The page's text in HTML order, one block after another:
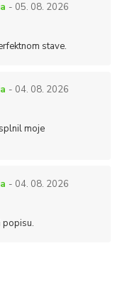
- 05. 08. 2026
stave.
- 04. 08. 2026
moje
- 04. 08. 2026